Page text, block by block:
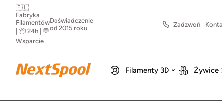
🇵🇱
Fabryka
Filamentów
| 📦 24h | 💬
Wsparcie
Doświadczenie
od 2015 roku
Zadzwoń
Filamenty 3D Żywice